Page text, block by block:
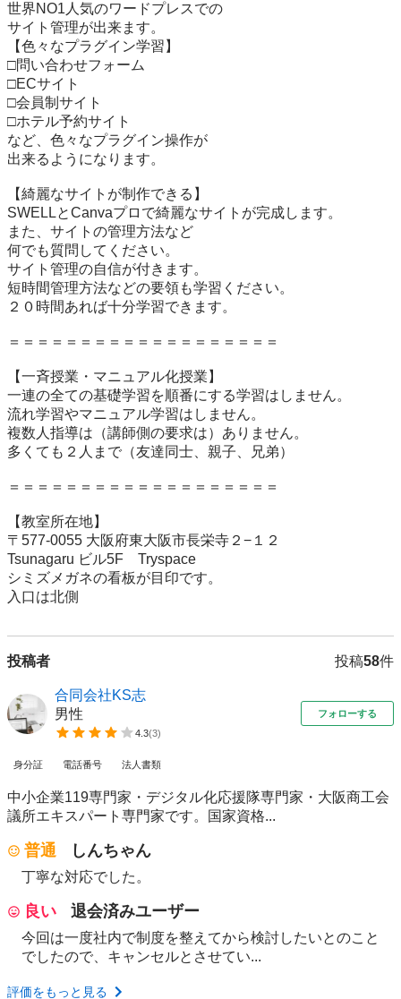
世界NO1人気のワードプレスでの
サイト管理が出来ます。
【色々なプラグイン学習】
□問い合わせフォーム
□ECサイト
□会員制サイト
□ホテル予約サイト
など、色々なプラグイン操作が
出来るようになります。
【綺麗なサイトが制作できる】
SWELLとCanvaプロで綺麗なサイトが完成します。
また、サイトの管理方法など
何でも質問してください。
サイト管理の自信が付きます。
短時間管理方法などの要領も学習ください。
２０時間あれば十分学習できます。
＝＝＝＝＝＝＝＝＝＝＝＝＝＝＝＝＝＝＝
【一斉授業・マニュアル化授業】
一連の全ての基礎学習を順番にする学習はしません。
流れ学習やマニュアル学習はしません。
複数人指導は（講師側の要求は）ありません。
多くても２人まで（友達同士、親子、兄弟）
＝＝＝＝＝＝＝＝＝＝＝＝＝＝＝＝＝＝＝
【教室所在地】
〒577-0055 大阪府東大阪市長栄寺２−１２
Tsunagaru ビル5F　Tryspace
シミズメガネの看板が目印です。
入口は北側
投稿者 投稿58件
合同会社KS志
男性
4.3(3)
フォローする
身分証 電話番号 法人書類
中小企業119専門家・デジタル化応援隊専門家・大阪商工会
議所エキスパート専門家です。国家資格...
普通 しんちゃん
丁寧な対応でした。
良い 退会済みユーザー
今回は一度社内で制度を整えてから検討したいとのこと
でしたので、キャンセルとさせてい...
評価をもっと見る